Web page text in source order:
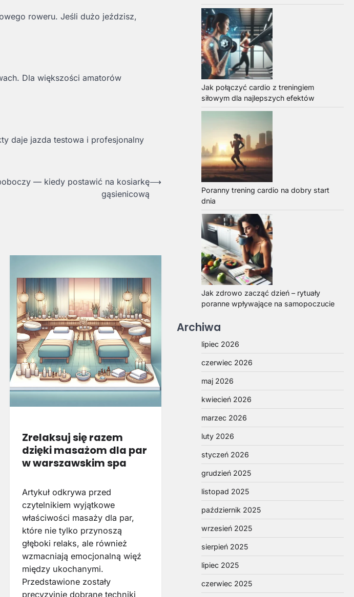
roweru. Jeśli dużo jeździsz,
Dla większości amatorów
daje jazda testowa i profesjonalny
— kiedy postawić na kosiarkę
gąsienicową
⟶
Zrelaksuj się razem
dzięki masażom dla par
w warszawskim spa
Artykuł odkrywa przed
czytelnikiem wyjątkowe
właściwości masaży dla par,
które nie tylko przynoszą
głęboki relaks, ale również
wzmacniają emocjonalną więź
między ukochanymi.
Przedstawione zostały
precyzyjnie dobrane techniki
Jak połączyć cardio z treningiem
siłowym dla najlepszych efektów
Poranny trening cardio na dobry start
dnia
Jak zdrowo zacząć dzień – rytuały
poranne wpływające na samopoczucie
Archiwa
lipiec 2026
czerwiec 2026
maj 2026
kwiecień 2026
marzec 2026
luty 2026
styczeń 2026
grudzień 2025
listopad 2025
październik 2025
wrzesień 2025
sierpień 2025
lipiec 2025
czerwiec 2025